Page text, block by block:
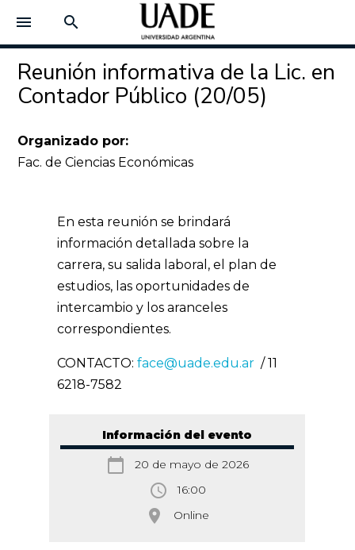
menu search
Reunión informativa de la Lic. en
Contador Público (20/05)
Organizado por:
Fac. de Ciencias Económicas
Información del evento
calendar_today 20 de mayo de 2026
access_time 16:00
room Online
En esta reunión se brindará
información detallada sobre la
carrera, su salida laboral, el plan de
estudios, las oportunidades de
intercambio y los aranceles
correspondientes.
CONTACTO:face@uade.edu.ar / 11
6218-7582